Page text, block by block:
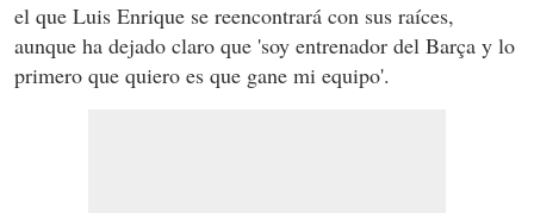
el que Luis Enrique se reencontrará con sus raíces,
aunque ha dejado claro que 'soy entrenador del Barça y lo
primero que quiero es que gane mi equipo'.